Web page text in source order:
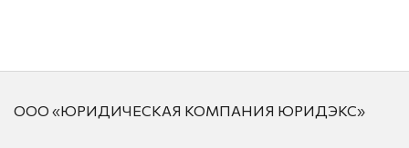
ООО «ЮРИДИЧЕСКАЯ КОМПАНИЯ ЮРИДЭКС»